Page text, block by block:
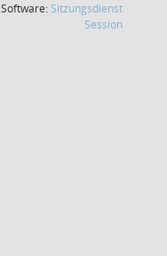
Software: Sitzungsdienst
Session(Wird in